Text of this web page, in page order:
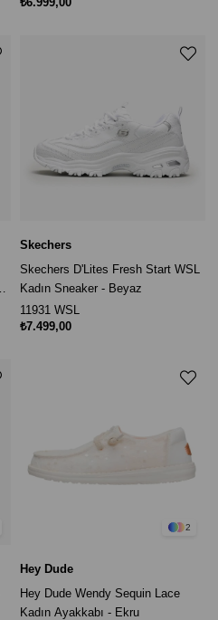
Skechers
Skechers D'Lites Fresh Start WSL
Kadın Sneaker - Beyaz
11931 WSL
₺7.499,00
2
Hey Dude
Hey Dude Wendy Sequin Lace
Kadın Ayakkabı - Ekru